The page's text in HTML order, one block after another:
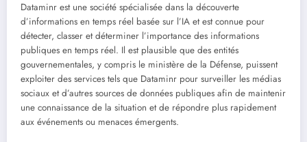
Dataminr est une société spécialisée dans la découverte
d’informations en temps réel basée sur l’IA et est connue pour
détecter, classer et déterminer l’importance des informations
publiques en temps réel. Il est plausible que des entités
gouvernementales, y compris le ministère de la Défense, puissent
exploiter des services tels que Dataminr pour surveiller les médias
sociaux et d’autres sources de données publiques afin de maintenir
une connaissance de la situation et de répondre plus rapidement
aux événements ou menaces émergents.